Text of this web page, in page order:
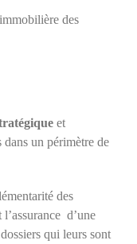
des
et
dans un périmètre de
des
d’une
qui leurs sont